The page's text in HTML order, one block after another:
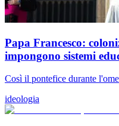
Papa Francesco:
impongono sistemi
Così il pontefice durante
ideologia